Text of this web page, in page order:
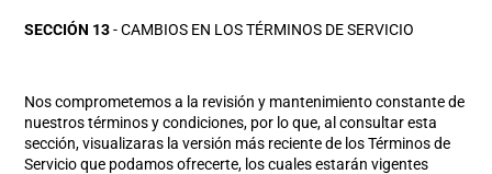
SECCIÓN 13- CAMBIOS EN LOS TÉRMINOS DE SERVICIO
Nos comprometemos a la revisión y mantenimiento constante de
nuestros términos y condiciones, por lo que, al consultar esta
sección, visualizaras la versión más reciente de los Términos de
Servicio que podamos ofrecerte, los cuales estarán vigentes